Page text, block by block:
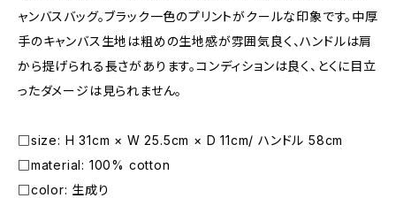
ャンバスバッグ。ブラック一色のプリントがクールな印象です。中厚
手のキャンバス生地は粗めの生地感が雰囲気良く、ハンドルは肩
から提げられる長さがあります。コンディションは良く、とくに目立
ったダメージは見られません。
□size: H 31cm × W 25.5cm × D 11cm/ ハンドル 58cm
□material: 100% cotton
□color: 生成り